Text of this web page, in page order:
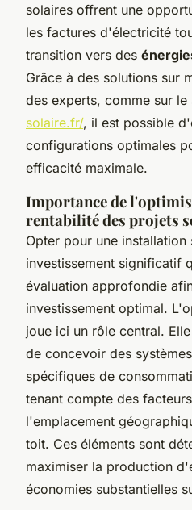
solaires offrent une
les factures d'électricité
transition vers des
Grâce à des solutions sur
des experts, comme sur le
solaire.fr/, il est possible
configurations optimales
efficacité maximale.
Importance de
rentabilité des projets
Opter pour une installation
investissement significatif
évaluation approfondie
investissement optimal.
joue ici un rôle central.
de concevoir des
spécifiques de
tenant compte des
l'emplacement
toit. Ces éléments sont
maximiser la production
économies substantielles